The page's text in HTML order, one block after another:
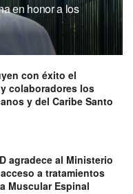
en honor a los
con éxito el
colaboradores los
y del Caribe Santo
agradece al Ministerio
a tratamientos
Muscular Espinal